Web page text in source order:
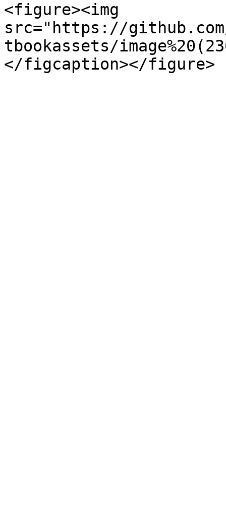
<figure><img
src="https://
tbookassets/